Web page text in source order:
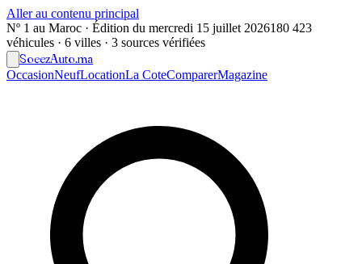
Aller au contenu principal
Nº 1 au Maroc · Édition du mercredi 15 juillet 2026180 423
véhicules · 6 villes · 3 sources vérifiées
SoeezAuto.ma
OccasionNeufLocationLa CoteComparerMagazine